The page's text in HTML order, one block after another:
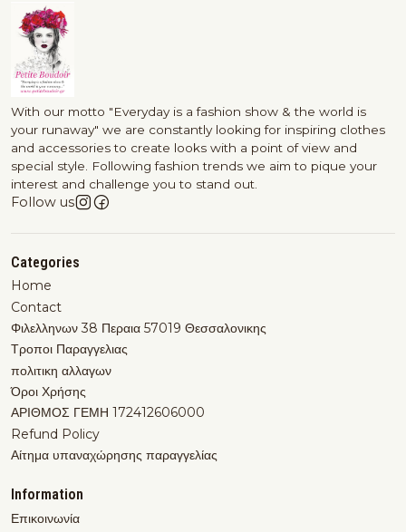
With our motto "Everyday is a fashion show & the world is
your runaway" we are constantly looking for inspiring clothes
and accessories to create looks with a point of view and
special style. Following fashion trends we aim to pique your
interest and challenge you to stand out.
Follow us
Categories
Home
Contact
Φιλελληνων 38 Περαια 57019 Θεσσαλονικης
Τροποι Παραγγελιας
πολιτικη αλλαγων
Όροι Χρήσης
ΑΡΙΘΜΟΣ ΓΕΜΗ 172412606000
Refund Policy
Αίτημα υπαναχώρησης παραγγελίας
Information
Επικοινωνία